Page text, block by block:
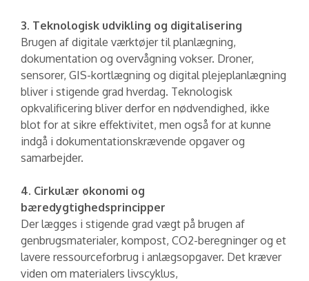
3. Teknologisk udvikling og digitalisering
Brugen af digitale værktøjer til planlægning,
dokumentation og overvågning vokser. Droner,
sensorer, GIS-kortlægning og digital plejeplanlægning
bliver i stigende grad hverdag. Teknologisk
opkvalificering bliver derfor en nødvendighed, ikke
blot for at sikre effektivitet, men også for at kunne
indgå i dokumentationskrævende opgaver og
samarbejder.
4. Cirkulær økonomi og
bæredygtighedsprincipper
Der lægges i stigende grad vægt på brugen af
genbrugsmaterialer, kompost, CO2-beregninger og et
lavere ressourceforbrug i anlægsopgaver. Det kræver
viden om materialers livscyklus,